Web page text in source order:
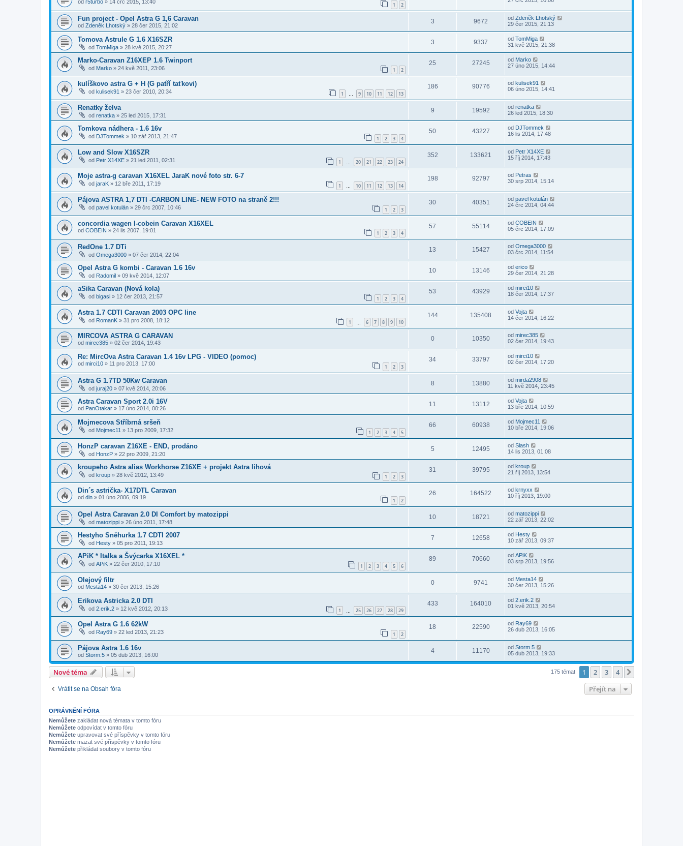
od r5turbo » 14 črc 2015, 13:40 1 2
Fun project - Opel Astra G 1,6 Caravan
od Zdeněk Lhotský » 28 čer 2015, 21:02
3 9672 od Zdeněk Lhotský
29 čer 2015, 21:13
Tomova Astrule G 1.6 X16SZR
od TomMiga » 28 kvě 2015, 20:27
3 9337 od TomMiga
31 kvě 2015, 21:38
Marko-Caravan Z16XEP 1.6 Twinport
od Marko » 24 kvě 2011, 23:06 1 2
25 27245 od Marko
27 úno 2015, 14:44
kulíškovo astra G + H (G patří taťkovi)
od kulisek91 » 23 čer 2010, 20:34 1 … 9 10 11 12 13
186 90776 od kulisek91
06 úno 2015, 14:41
Renatky želva
od renatka » 25 led 2015, 17:31
9 19592 od renatka
26 led 2015, 18:30
Tomkova nádhera - 1.6 16v
od DJTommek » 10 zář 2013, 21:47 1 2 3 4
50 43227 od DJTommek
16 lis 2014, 17:48
Low and Slow X16SZR
od Petr X14XE » 21 led 2011, 02:31 1 20 21 22 23 24
352 133621 od Petr X14XE
15 říj 2014, 17:43
Moje astra-g caravan X16XEL JaraK nové foto str. 6-7
od jaraK » 12 bře 2011, 17:19 1 … 10 11 12 13 14
198 92797 od Petras
30 srp 2014, 15:14
Pájova ASTRA 1,7 DTI -CARBON LINE- NEW FOTO na straně 2!!!
od pavel kotulán » 29 črc 2007, 10:46 1 2 3
30 40351 od pavel kotulán
24 črc 2014, 04:44
concordia wagen I-cobein Caravan X16XEL
od COBEIN » 24 lis 2007, 19:01 1 2 3 4
57 55114 od COBEIN
05 črc 2014, 17:09
RedOne 1.7 DTi
od Omega3000 » 07 čer 2014, 22:04
13 15427 od Omega3000
03 črc 2014, 11:54
Opel Astra G kombi - Caravan 1.6 16v
od Radomil » 09 kvě 2014, 12:07
10 13146 od erico
29 čer 2014, 21:28
aSika Caravan (Nová kola)
od bigasi » 12 čer 2013, 21:57 1 2 3 4
53 43929 od mirci10
18 čer 2014, 17:37
Astra 1.7 CDTI Caravan 2003 OPC line
od RomanK » 31 pro 2008, 18:12 1 6 7 8 9 10
144 135408 od Vojta
14 čer 2014, 16:22
MIRCOVA ASTRA G CARAVAN
od mirec385 » 02 čer 2014, 19:43
0 10350 od mirec385
02 čer 2014, 19:43
Re: MircOva Astra Caravan 1.4 16v LPG - VIDEO (pomoc)
od mirci10 » 11 pro 2013, 17:00 1 2 3
34 33797 od mirci10
02 čer 2014, 17:20
Astra G 1.7TD 50Kw Caravan
od juraj20 » 07 kvě 2014, 20:06
8 13880 od mirda2908
11 kvě 2014, 23:45
Astra Caravan Sport 2.0i 16V
od PanOtakar » 17 úno 2014, 00:26
11 13112 od Vojta
13 bře 2014, 10:59
Mojmecova Stříbrná sršeň
od Mojmec11 » 13 pro 2009, 17:32 1 2 3 4 5
66 60938 od Mojmec11
10 bře 2014, 19:06
HonzP caravan Z16XE - END, prodáno
od HonzP » 22 pro 2009, 21:20
5 12495 od Slash
14 lis 2013, 01:08
kroupeho Astra alias Workhorse Z16XE + projekt Astra lihová
od kroup » 28 kvě 2012, 13:49 1 2 3
31 39795 od kroup
21 říj 2013, 13:54
Din´s astrička- X17DTL Caravan
od din » 01 úno 2006, 09:19 1 2
26 164522 od krnyxx
10 říj 2013, 19:00
Opel Astra Caravan 2.0 DI Comfort by matozippi
od matozippi » 26 úno 2011, 17:48
10 18721 od matozippi
22 zář 2013, 22:02
Hestyho Sněhurka 1.7 CDTI 2007
od Hesty » 05 pro 2011, 19:13
7 12658 od Hesty
10 zář 2013, 09:37
APiK * Italka a Švýcarka X16XEL *
od APiK » 22 čer 2010, 17:10 1 2 3 4 5 6
89 70660 od APiK
03 srp 2013, 19:56
Olejový filtr
od Mesta14 » 30 čer 2013, 15:26
0 9741 od Mesta14
30 čer 2013, 15:26
Erikova Astricka 2.0 DTI
od 2.erik.2 » 12 kvě 2012, 20:13 1 25 26 27 28 29
433 164010 od 2.erik.2
01 kvě 2013, 20:54
Opel Astra G 1.6 62kW
od Ray69 » 22 led 2013, 21:23 1 2
18 22590 od Ray69
26 dub 2013, 16:05
Pájova Astra 1.6 16v
od Storm.5 » 05 dub 2013, 16:00
4 11170 od Storm.5
05 dub 2013, 19:33
Nové téma 175 témat 1 2 3 4
Vrátit se na Obsah fóra Přejít na
OPRÁVNĚNÍ FÓRA
Nemůžete zakládat nová témata v tomto fóru
Nemůžete odpovídat v tomto fóru
Nemůžete upravovat své příspěvky v tomto fóru
Nemůžete mazat své příspěvky v tomto fóru
Nemůžete přikládat soubory v tomto fóru